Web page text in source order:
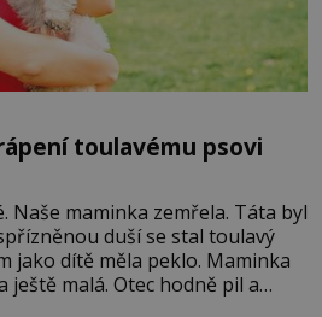
toulavému psovi
Naše maminka zemřela. Táta byl
duší se stal toulavý
jako dítě měla peklo. Maminka
ještě malá. Otec hodně pil a